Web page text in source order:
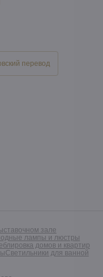
перевод
зале
лампы и люстры
домов и квартир
Светильники для ванной